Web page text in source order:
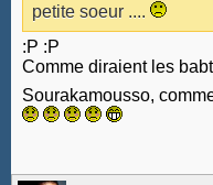
petite soeur ....
:P :P
Comme diraient les
Sourakamousso,